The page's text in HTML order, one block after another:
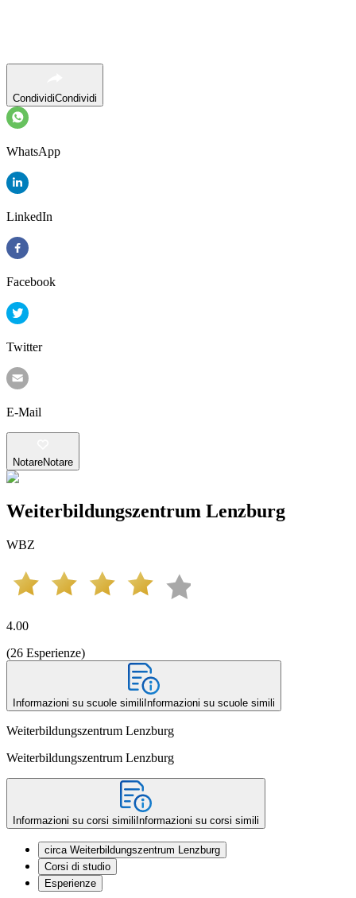
CondividiCondividi
WhatsApp
LinkedIn
Facebook
Twitter
E-Mail
NotareNotare
Weiterbildungszentrum Lenzburg
WBZ
4.00
(26 Esperienze)
Informazioni su scuole simili Informazioni su scuole simili
Weiterbildungszentrum Lenzburg
Weiterbildungszentrum Lenzburg
Informazioni su corsi simili Informazioni su corsi simili
circa Weiterbildungszentrum Lenzburg
Corsi di studio
Esperienze